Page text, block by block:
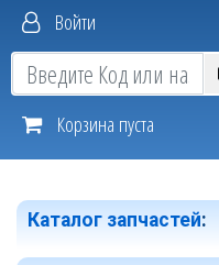
Войти
Корзина пуста
Каталог запчастей: